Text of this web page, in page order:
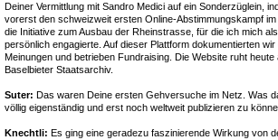
Deiner Vermittlung mit Sandro Medici auf ein Sonderzüglein,
vorerst den schweizweit ersten Online-Abstimmungskampf
die Initiative zum Ausbau der Rheinstrasse, für die ich mich
persönlich engagierte. Auf dieser Plattform dokumentierten
Meinungen und betrieben Fundraising. Die Website ruht heute
Baselbieter Staatsarchiv.
Suter: Das waren Deine ersten Gehversuche im Netz. Was
völlig eigenständig und erst noch weltweit publizieren zu
Knechtli: Es ging eine geradezu faszinierende Wirkung von